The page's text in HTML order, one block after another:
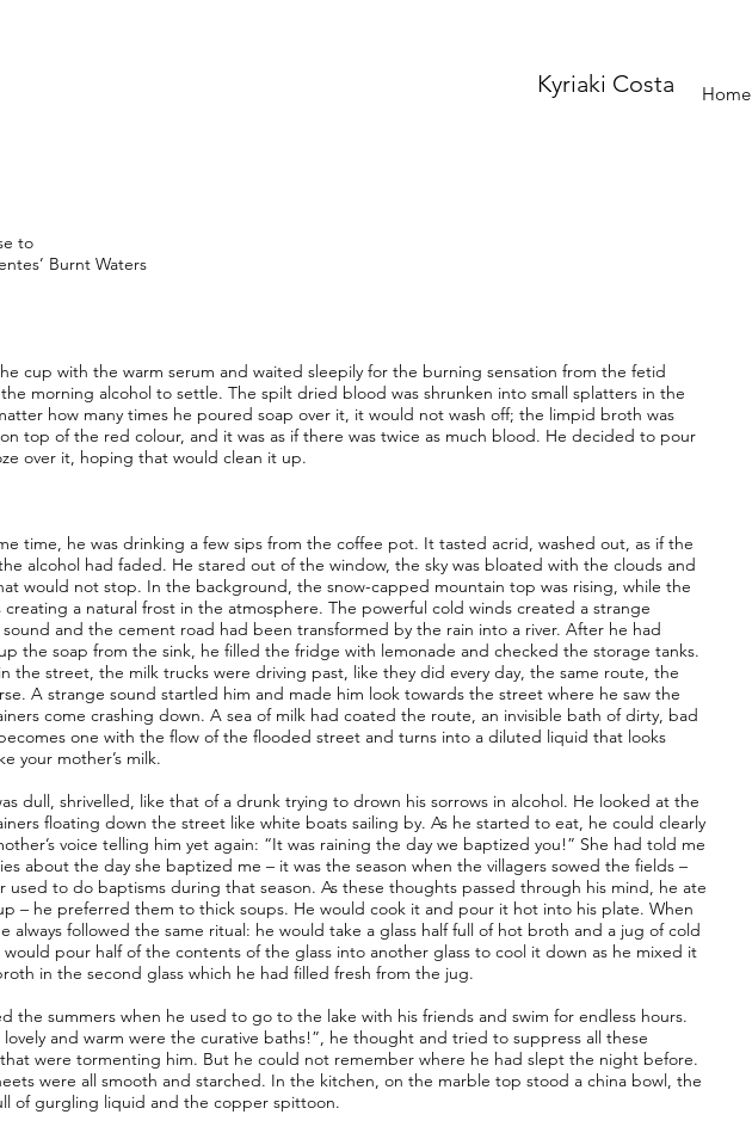
Kyriaki Costa Home
to
Burnt Waters
cup with the warm serum and waited sleepily for the burning sensation from the fetid
morning alcohol to settle. The spilt dried blood was shrunken into small splatters in the
how many times he poured soap over it, it would not wash off; the limpid broth was
top of the red colour, and it was as if there was twice as much blood. He decided to pour
over it, hoping that would clean it up.
time, he was drinking a few sips from the coffee pot. It tasted acrid, washed out, as if the
alcohol had faded. He stared out of the window, the sky was bloated with the clouds and
would not stop. In the background, the snow-capped mountain top was rising, while the
creating a natural frost in the atmosphere. The powerful cold winds created a strange
and the cement road had been transformed by the rain into a river. After he had
the soap from the sink, he filled the fridge with lemonade and checked the storage tanks.
the street, the milk trucks were driving past, like they did every day, the same route, the
A strange sound startled him and made him look towards the street where he saw the
come crashing down. A sea of milk had coated the route, an invisible bath of dirty, bad
one with the flow of the flooded street and turns into a diluted liquid that looks
your mother’s milk.
dull, shrivelled, like that of a drunk trying to drown his sorrows in alcohol. He looked at the
floating down the street like white boats sailing by. As he started to eat, he could clearly
voice telling him yet again: “It was raining the day we baptized you!” She had told me
about the day she baptized me – it was the season when the villagers sowed the fields –
used to do baptisms during that season. As these thoughts passed through his mind, he ate
– he preferred them to thick soups. He would cook it and pour it hot into his plate. When
always followed the same ritual: he would take a glass half full of hot broth and a jug of cold
pour half of the contents of the glass into another glass to cool it down as he mixed it
in the second glass which he had filled fresh from the jug.
the summers when he used to go to the lake with his friends and swim for endless hours.
lovely and warm were the curative baths!”, he thought and tried to suppress all these
were tormenting him. But he could not remember where he had slept the night before.
were all smooth and starched. In the kitchen, on the marble top stood a china bowl, the
of gurgling liquid and the copper spittoon.